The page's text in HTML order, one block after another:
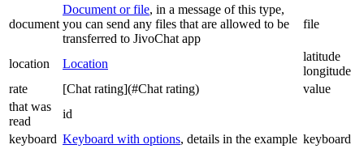
document
Document or file, in a message of this type,
you can send any files that are allowed to be
transferred to JivoChat app
file
location Location
latitude
longitude
rate
[Chat rating](#Chat rating)
value
that was
read
id
keyboard Keyboard with options, details in the example keyboard